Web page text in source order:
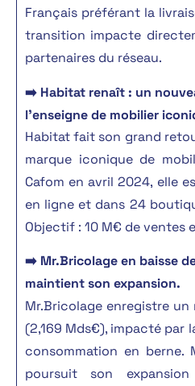
Français préférant la
transition impacte
partenaires du réseau.
➡️ Habitat renaît : un
l’enseigne de mobilier
Habitat fait son grand
marque iconique de
Cafom en avril 2024, elle
en ligne et dans 24
Objectif : 10 M€ de ventes
➡️ Mr.Bricolage en baisse
maintient son expansion.
Mr.Bricolage enregistre
(2,169 Mds€), impacté par
consommation en berne.
poursuit son